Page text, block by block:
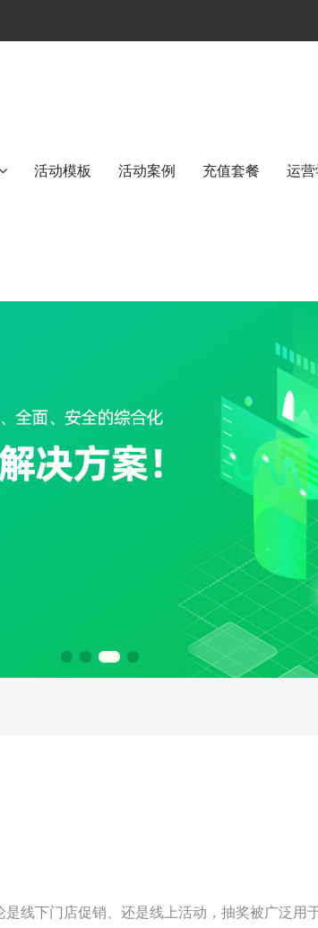
活动模板 活动案例 充值套餐 运营
线下门店促销、还是线上活动，抽奖被广泛用